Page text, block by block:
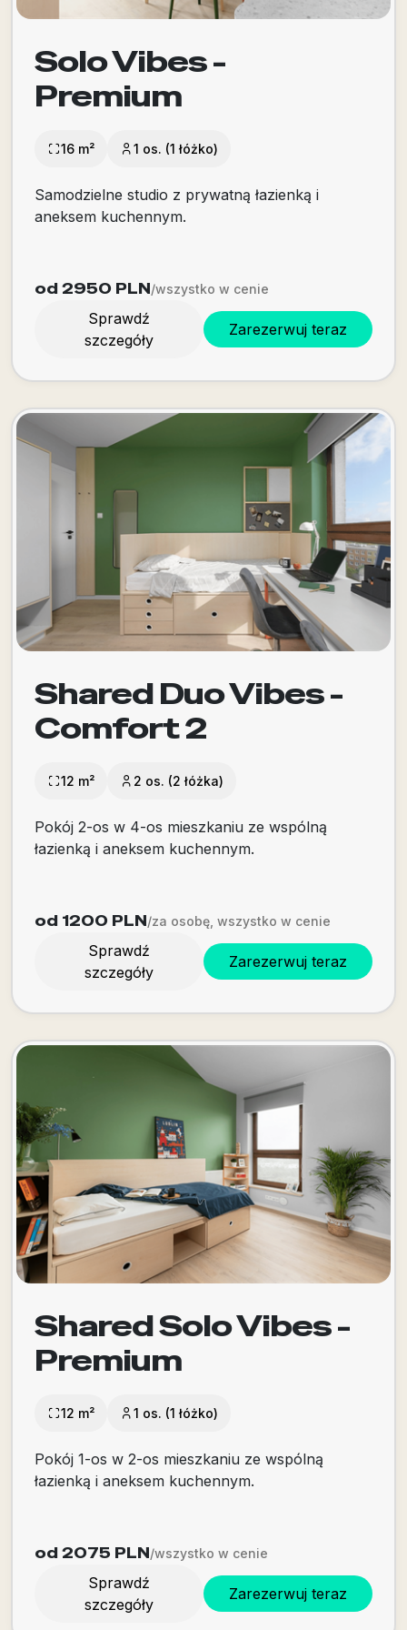
Solo Vibes -
Premium
16 m² 1 os. (1 łóżko)
Samodzielne studio z prywatną łazienką i
aneksem kuchennym.
od 2950 PLN/wszystko w cenie
Sprawdź
szczegóły
Zarezerwuj teraz
Shared Duo Vibes -
Comfort 2
12 m² 2 os. (2 łóżka)
Pokój 2-os w 4-os mieszkaniu ze wspólną
łazienką i aneksem kuchennym.
od 1200 PLN/za osobę, wszystko w cenie
Sprawdź
szczegóły
Zarezerwuj teraz
Shared Solo Vibes -
Premium
12 m² 1 os. (1 łóżko)
Pokój 1-os w 2-os mieszkaniu ze wspólną
łazienką i aneksem kuchennym.
od 2075 PLN/wszystko w cenie
Sprawdź
szczegóły
Zarezerwuj teraz